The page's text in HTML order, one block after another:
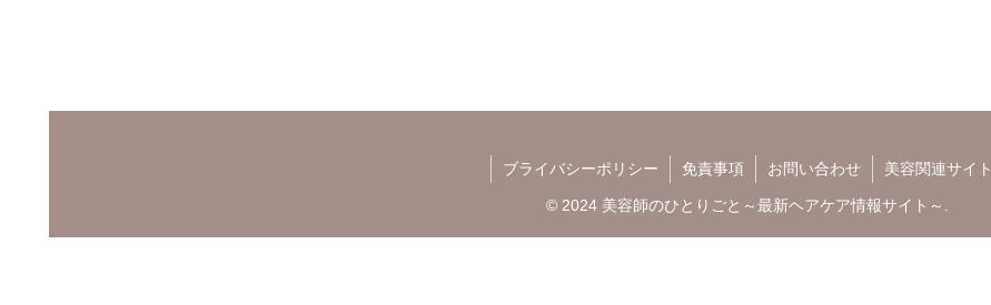
ブライバシーポリシー 免責事項 お問い合わせ 美容関連サイト
© 2024 美容師のひとりごと～最新ヘアケア情報サイト～.